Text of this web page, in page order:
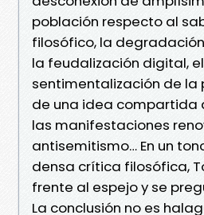
población respecto al
filosófico, la
la feudalización digital,
sentimentalización de la
de una idea compartida
las manifestaciones
antisemitismo… En un
densa crítica filosófica,
frente al espejo y se
La conclusión no es